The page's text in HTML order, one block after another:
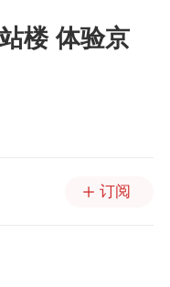
楼 体验京
订阅